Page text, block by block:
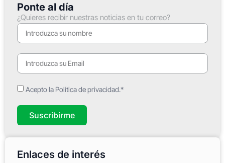
Ponte al día
¿Quieres recibir nuestras noticias en tu correo?
Acepto la Política de privacidad.*
Suscribirme
Enlaces de interés